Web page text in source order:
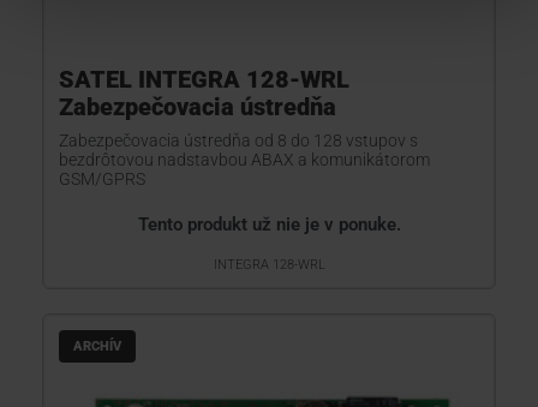
SATEL INTEGRA 128-WRL
Zabezpečovacia ústredňa
Zabezpečovacia ústredňa od 8 do 128 vstupov s
bezdrôtovou nadstavbou ABAX a komunikátorom
GSM/GPRS
Tento produkt už nie je v ponuke.
INTEGRA 128-WRL
ARCHÍV